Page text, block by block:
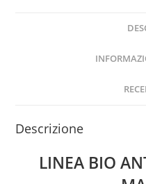
Descrizione
LINEA BIO